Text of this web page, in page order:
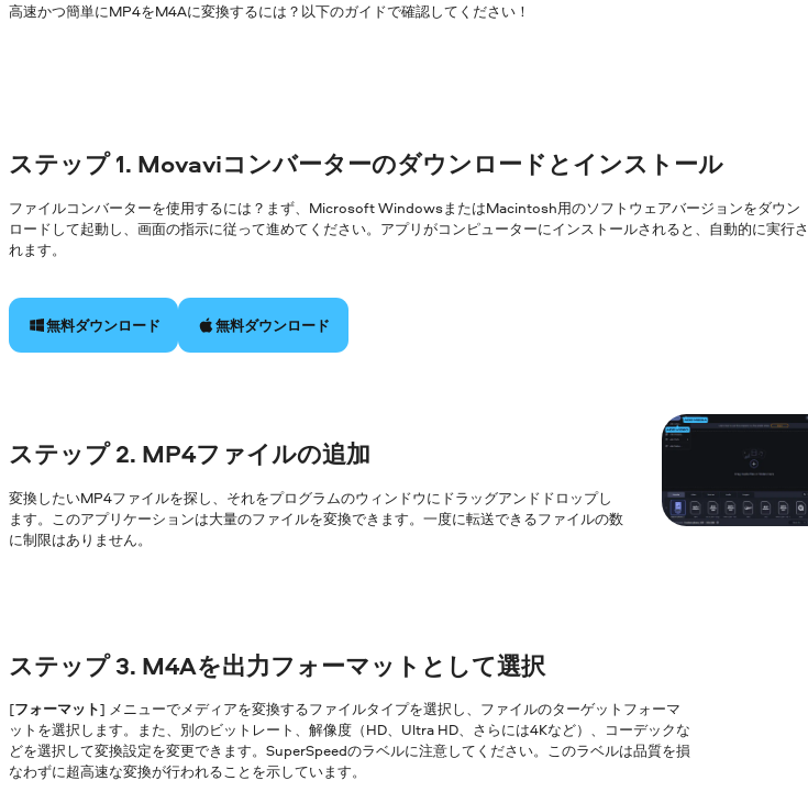
高速かつ簡単にMP4をM4Aに変換するには？以下のガイドで確認してください！
ステップ 1. Movaviコンバーターのダウンロードとインストール
ファイルコンバーターを使用するには？まず、Microsoft WindowsまたはMacintosh用のソフトウェアバージョンをダウン
ロードして起動し、画面の指示に従って進めてください。アプリがコンピューターにインストールされると、自動的に実行さ
れます。
無料ダウンロード 無料ダウンロード
ステップ 2. MP4ファイルの追加
変換したいMP4ファイルを探し、それをプログラムのウィンドウにドラッグアンドドロップし
ます。このアプリケーションは大量のファイルを変換できます。一度に転送できるファイルの数
に制限はありません。
ステップ 3. M4Aを出力フォーマットとして選択
[フォーマット] メニューでメディアを変換するファイルタイプを選択し、ファイルのターゲットフォーマ
ットを選択します。また、別のビットレート、解像度（HD、Ultra HD、さらには4Kなど）、コーデックな
どを選択して変換設定を変更できます。SuperSpeedのラベルに注意してください。このラベルは品質を損
なわずに超高速な変換が行われることを示しています。